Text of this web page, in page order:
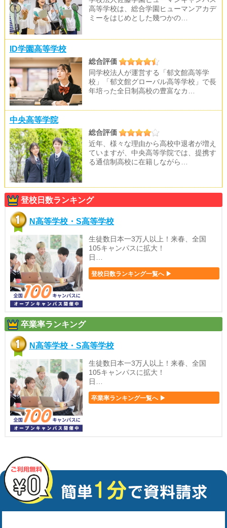
高等学校は、総合学園ヒューマンアカデ
ミーをはじめとした幾つかの…
ID学園高等学校
総合評価
同学校法人が運営する「郁文館高等学
校」「郁文館グローバル高等学校」で長
年培った全日制高校の豊富なカ…
中央高等学院
総合評価
近年、様々な理由から高校中退者が増え
ていますが、中央高等学院では、提携す
る通信制高校に在籍しながら…
登校日数ランキング
N高等学校・S高等学校
生徒数日本一3万人以上！来春、全国
105キャンパスに拡大！
日…
登校日数ランキング一覧へ ▶
卒業率ランキング
N高等学校・S高等学校
生徒数日本一3万人以上！来春、全国
105キャンパスに拡大！
日…
卒業率ランキング一覧へ ▶